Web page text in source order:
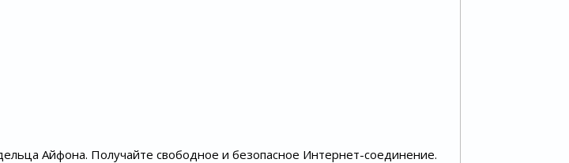
Айфона. Получайте свободное и безопасное Интернет-соединение.